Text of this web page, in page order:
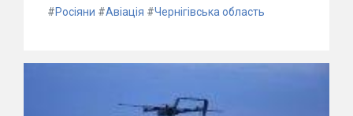
#Росіяни #Авіація #Чернігівська область